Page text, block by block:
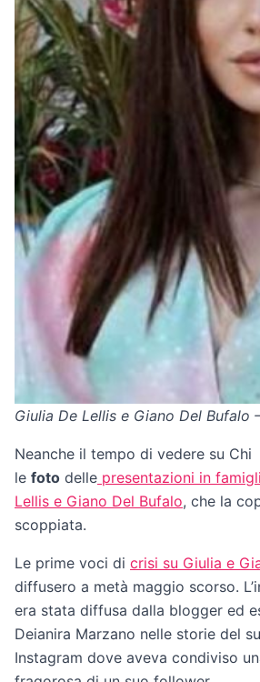
Giulia De Lellis e Giano Del Bufalo
Neanche il tempo di vedere su Chi
le foto delle presentazioni in
Lellis e Giano Del Bufalo, che la
scoppiata.
Le prime voci di crisi su Giulia e
diffusero a metà maggio scorso.
era stata diffusa dalla blogger ed
Deianira Marzano nelle storie del
Instagram dove aveva condiviso